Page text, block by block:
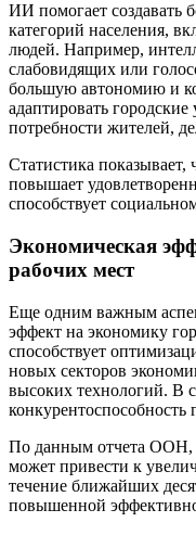
ИИ помогает создавать
категорий населения,
людей. Например,
слабовидящих или
большую автономию и
адаптировать
потребности жителей,
Статистика показывает,
повышает
способствует
Экономическая
рабочих мест
Еще одним важным
эффект на экономику
способствует
новых секторов
высоких технологий. В
конкурентоспособность
По данным отчета ООН,
может привести к
течение ближайших
повышенной